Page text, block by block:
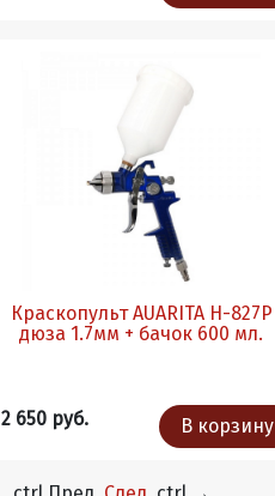
Краскопульт AUARITA H-827P
дюза 1.7мм + бачок 600 мл.
2 650 руб. В корзину